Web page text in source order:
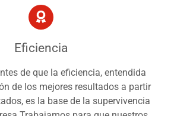
Eficiencia
de que la eficiencia, entendida
de los mejores resultados a partir
es la base de la supervivencia